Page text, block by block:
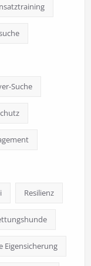
Suche
Resilienz
Eigensicherung